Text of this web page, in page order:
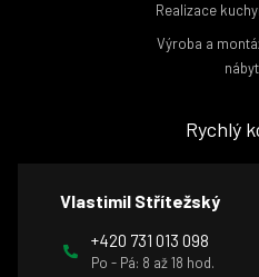
Realizace
Výroba a
Rychlý
Vlastimil Střítežský
+420 731 013 098
Po - Pá: 8 až 18 hod.